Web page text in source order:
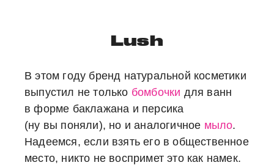
Lush
В этом году бренд натуральной косметики
выпустил не только бомбочки для ванн
в форме баклажана и персика
(ну вы поняли), но и аналогичное мыло.
Надеемся, если взять его в общественное
место, никто не воспримет это как намек.